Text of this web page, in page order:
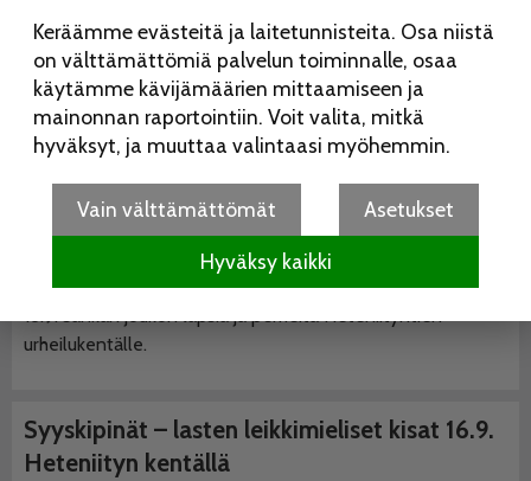
Liikunnan riemua Syyskipinöissä
20.9.2023 Toimitus
Lasten
perinteinen
ma
Syyskipinät
lauantaina
16.9. sankan joukon lapsia ja perheitä Heteniityntien
urheilukentälle.
Syyskipinät – lasten leikkimieliset kisat 16.9.
Heteniityn kentällä
Keräämme evästeitä ja laitetunnisteita. Osa niistä
on välttämättömiä palvelun toiminnalle, osaa
käytämme kävijämäärien mittaamiseen ja
mainonnan raportointiin. Voit valita, mitkä
hyväksyt, ja muuttaa valintaasi myöhemmin.
Vain välttämättömät Asetukset
Hyväksy kaikki